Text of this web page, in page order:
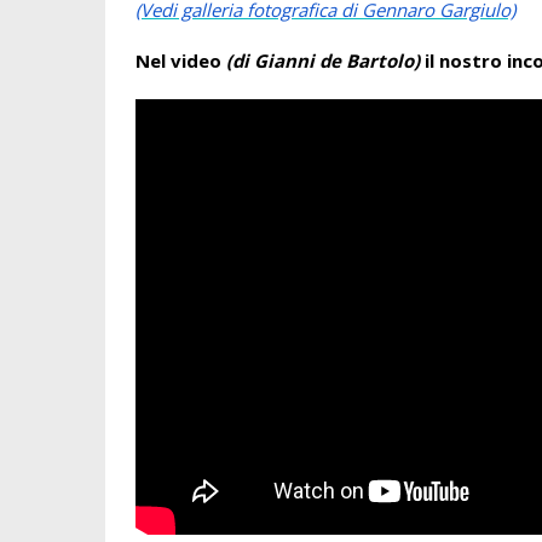
(Vedi galleria fotografica di Gennaro Gargiulo)
Nel video (di Gianni de Bartolo)il nostro